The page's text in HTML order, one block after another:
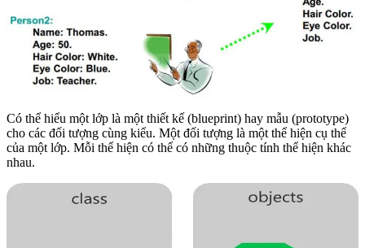
Có thể hiểu một lớp là một thiết kế (blueprint) hay mẫu (prototype)
cho các đối tượng cùng kiểu. Một đối tượng là một thể hiện cụ thể
của một lớp. Mỗi thể hiện có thể có những thuộc tính thể hiện khác
nhau.